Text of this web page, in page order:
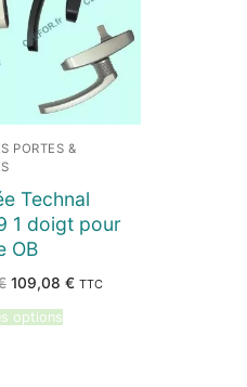
PORTES &
Technal
1 doigt pour
OB
Le
initial
était :
109,08 €Le
TTC
options